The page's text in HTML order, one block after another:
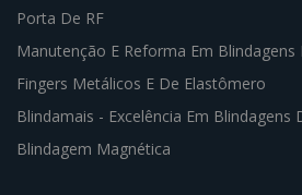
Porta De RF
Manutenção E Reforma Em
Fingers Metálicos E De Elastômero
Blindamais - Excelência Em Blindagens
Blindagem Magnética